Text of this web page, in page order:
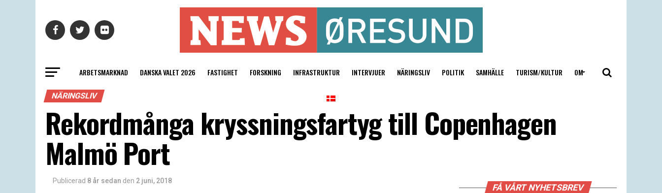
ARBETSMARKNAD DANSKA VALET 2026 FASTIGHET FORSKNING INFRASTRUKTUR INTERVJUER NÄRINGSLIV POLITIK SAMHÄLLE TURISM/KULTUR OM
NÄRINGSLIV
Rekordmånga kryssningsfartyg till Copenhagen
Malmö Port
Publicerad 8 år sedan den 2 juni, 2018
FÅ VÅRT NYHETSBREV